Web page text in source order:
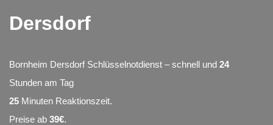
Dersdorf
Bornheim Dersdorf Schlüsselnotdienst – schnell und 24
Stunden am Tag
25 Minuten Reaktionszeit.
Preise ab 39€.